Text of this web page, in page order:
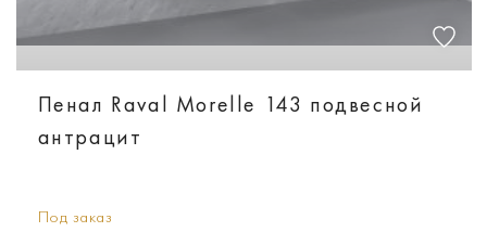
Пенал Raval Morelle 143 подвесной
антрацит
Под заказ